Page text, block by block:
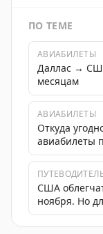
ПО ТЕМЕ
АВИАБИЛЕТЫ
Даллас →
месяцам
АВИАБИЛЕТЫ
Откуда
авиабилеты
США
ноября. Но